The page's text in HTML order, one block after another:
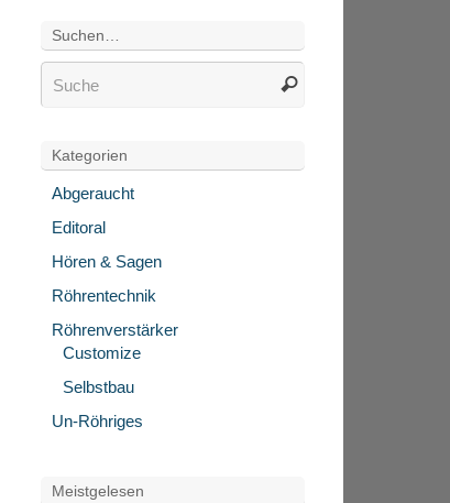
Suchen…
Kategorien
Abgeraucht
Editoral
Hören & Sagen
Röhrentechnik
Röhrenverstärker
Customize
Selbstbau
Un-Röhriges
Meistgelesen